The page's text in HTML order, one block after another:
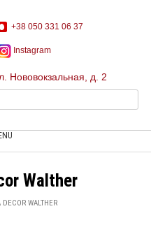
+38 050 331 06 37
Instagram
Нововокзальная, д. 2
Walther
WALTHER